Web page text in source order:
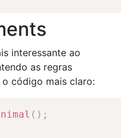
interessante ao
as regras
código mais claro:
( ) ;